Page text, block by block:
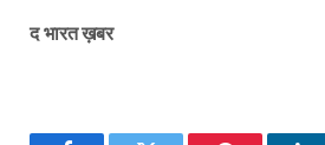
द भारत ख़बर